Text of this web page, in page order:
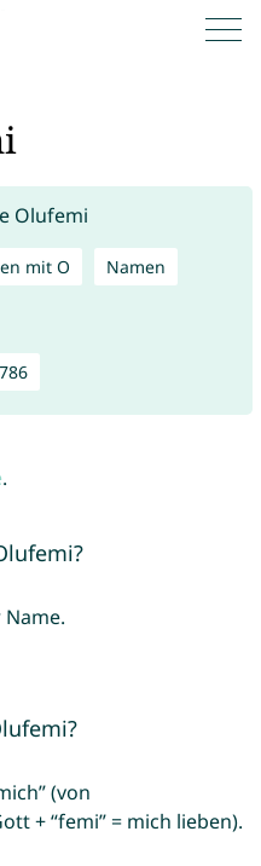
mit O Namen
.
(von
+ “femi” = mich lieben).